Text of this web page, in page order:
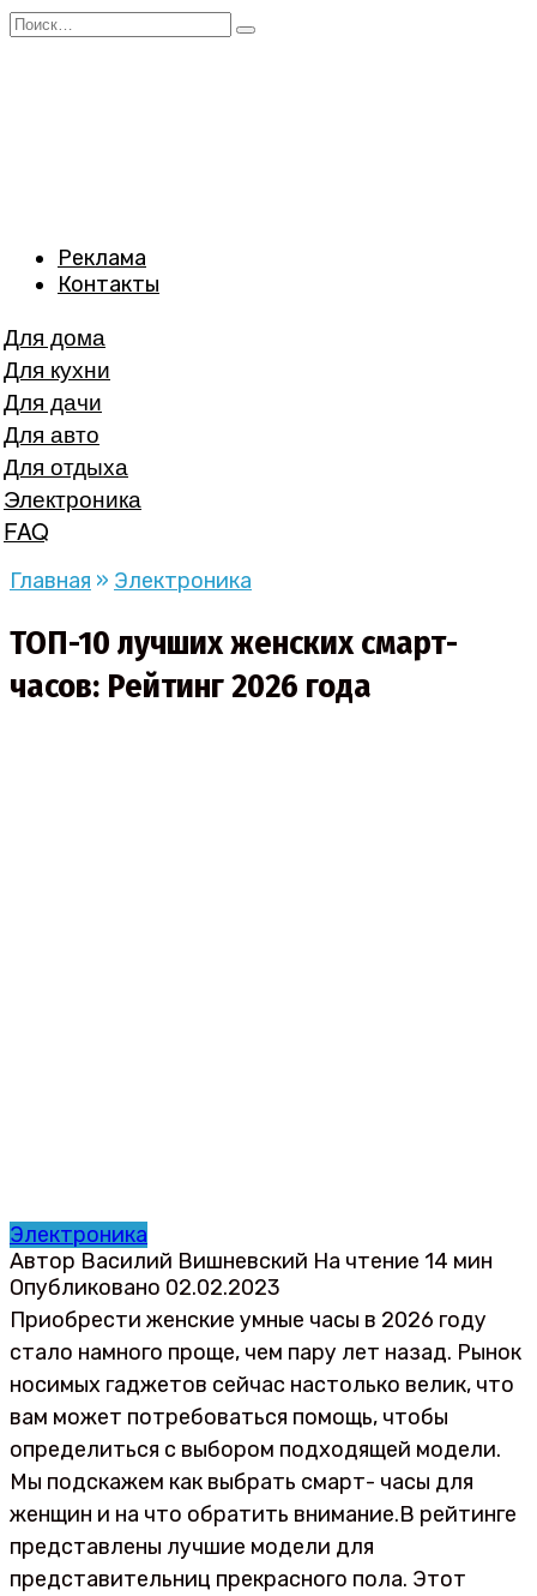
Перейти
Search
Реклама
Контакты
Для дома
Для кухни
Для дачи
Для авто
Для отдыха
Электроника
FAQ
Главная » Электроника
ТОП-10 лучших женских смарт-
часов: Рейтинг 2026 года
Электроника
Автор Василий Вишневский На чтение 14 мин
Опубликовано 02.02.2023
Приобрести женские умные часы в 2026 году
стало намного проще, чем пару лет назад. Рынок
носимых гаджетов сейчас настолько велик, что
вам может потребоваться помощь, чтобы
определиться с выбором подходящей модели.
Мы подскажем как выбрать смарт- часы для
женщин и на что обратить внимание.В рейтинге
представлены лучшие модели для
представительниц прекрасного пола. Этот